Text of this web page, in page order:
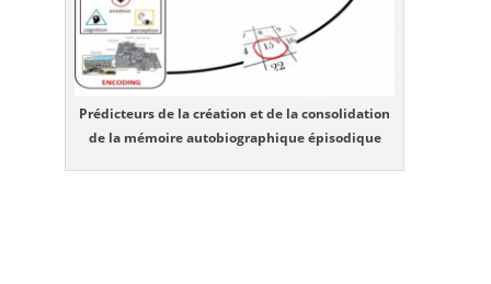
Prédicteurs de la création et de la consolidation
de la mémoire autobiographique épisodique